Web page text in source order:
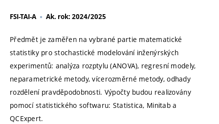
FSI-TAI-A Ak. rok: 2024/2025
Předmět je zaměřen na vybrané partie matematické
statistiky pro stochastické modelování inženýrských
experimentů: analýza rozptylu (ANOVA), regresní modely,
neparametrické metody, vícerozměrné metody, odhady
rozdělení pravděpodobnosti. Výpočty budou realizovány
pomocí statistického softwaru: Statistica, Minitab a
QCExpert.